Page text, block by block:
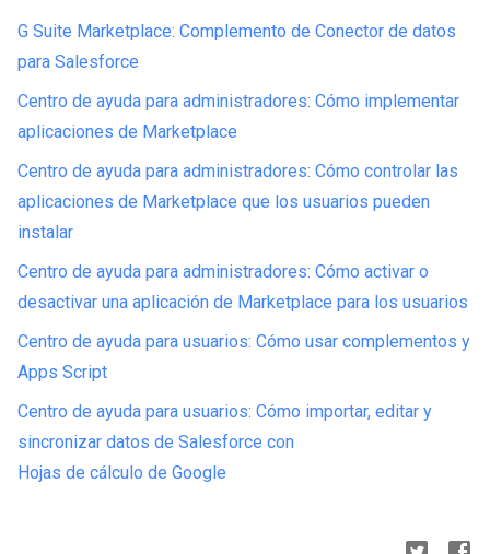
G Suite Marketplace: Complemento de Conector de datos
para Salesforce
Centro de ayuda para administradores: Cómo implementar
aplicaciones de Marketplace
Centro de ayuda para administradores: Cómo controlar las
aplicaciones de Marketplace que los usuarios pueden
instalar
Centro de ayuda para administradores: Cómo activar o
desactivar una aplicación de Marketplace para los usuarios
Centro de ayuda para usuarios: Cómo usar complementos y
Apps Script
Centro de ayuda para usuarios: Cómo importar, editar y
sincronizar datos de Salesforce con
Hojas de cálculo de Google